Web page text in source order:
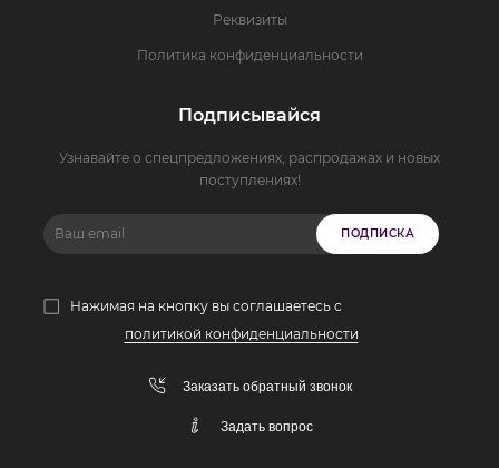
Реквизиты
Политика конфиденциальности
Подписывайся
Узнавайте о спецпредложениях, распродажах и новых
поступлениях!
ПОДПИСКА
Нажимая на кнопку вы соглашаетесь с
политикой конфиденциальности
Заказать обратный звонок
Задать вопрос